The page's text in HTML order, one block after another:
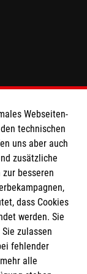
Webseiten-
technischen
uns aber auch
zusätzliche
besseren
dass Cookies
werden. Sie
zulassen
fehlender
alle